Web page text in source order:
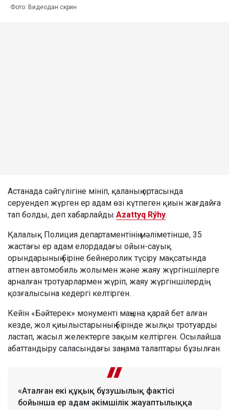
Фото: Видеодан скрин
Астанада сәйгүлігіне мініп, қаланың ортасында
серуендеп жүрген ер адам өзі күтпеген қиын жағдайға
тап болды, деп хабарлайды Azattyq Rýhy.
Қалалық Полиция департаментінің мәліметінше, 35
жастағы ер адам елордадағы ойын-сауық
орындарының біріне бейнеролик түсіру мақсатында
атпен автомобиль жолымен және жаяу жүргіншілерге
арналған тротуарлармен жүріп, жаяу жүргіншілердің
қозғалысына кедергі келтірген.
Кейін «Бәйтерек» монументі маңына қарай бет алған
кезде, жол қиылыстарының бірінде жылқы тротуарды
ластап, жасыл желектерге зақым келтірген. Осылайша
абаттандыру саласындағы заңнама талаптары бұзылған.
«Аталған екі құқық бұзушылық фактісі
бойынша ер адам әкімшілік жауаптылыққа